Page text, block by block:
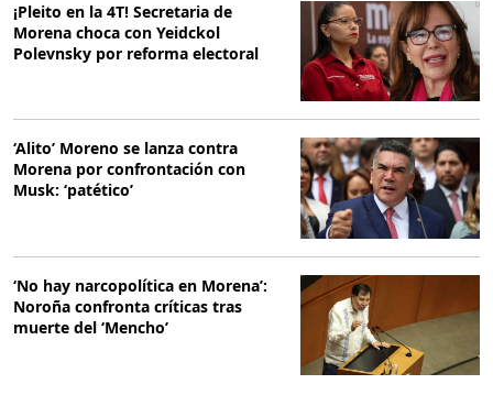
¡Pleito en la 4T! Secretaria de
Morena choca con Yeidckol
Polevnsky por reforma electoral
‘Alito’ Moreno se lanza contra
Morena por confrontación con
Musk: ‘patético’
‘No hay narcopolítica en Morena’:
Noroña confronta críticas tras
muerte del ‘Mencho’